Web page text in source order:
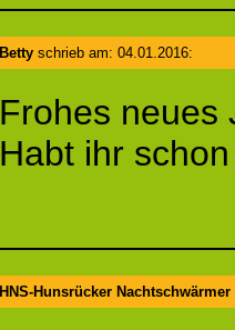
Betty schrieb am: 04.01.2016:
Frohes neues
Habt ihr
HNS-Hunsrücker Nachtschwärmer